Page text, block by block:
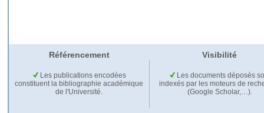
Référencement Visibilité
Les publications encodées
constituent la bibliographie académique
de l'Université.
Les documents déposés
indexés par les moteurs de
(Google Scholar,…).